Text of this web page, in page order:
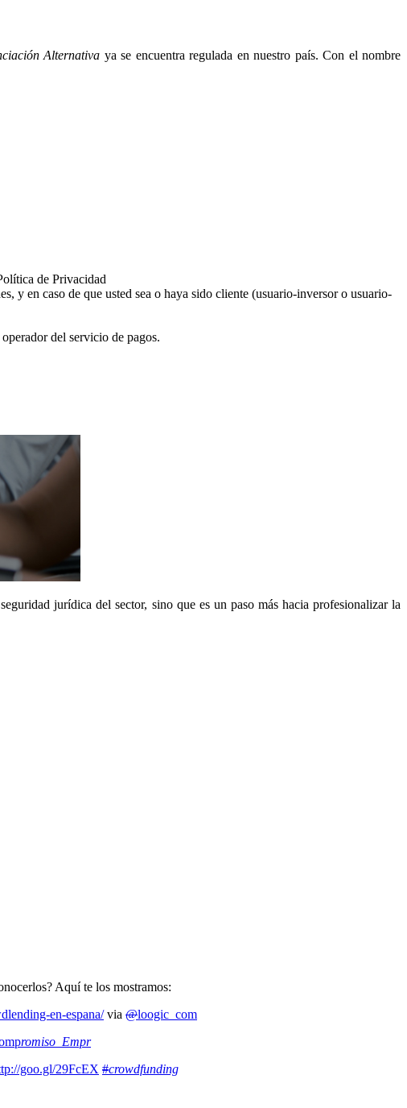
Alternativa ya se encuentra regulada en nuestro país. Con el nombre
de Privacidad
y en caso de que usted sea o haya sido cliente (usuario-inversor o usuario-
del servicio de pagos.
jurídica del sector, sino que es un paso más hacia profesionalizar la
Aquí te los mostramos:
en-espana/via @loogic_com
romiso_Empr
goo.gl/29FcEX #crowdfunding